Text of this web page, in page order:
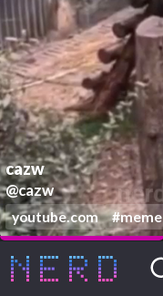
cazw
@cazw
youtube.com #meme